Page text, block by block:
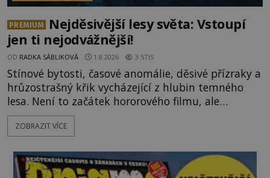
PREMIUM
Nejděsivější lesy světa: Vstoupí
jen ti nejodvážnější!
OD RADKA SÁBLIKOVÁ 1.8.2026 3.5TIS
Stínové bytosti, časové anomálie, děsivé přízraky a
hrůzostrašný křik vycházející z hlubin temného
lesa. Není to začátek hororového filmu, ale
události, které popisují návštěvníci lesů, které jsou
označovány jako nejděsivější na světě. Lidé bydlící
vyhýbají! Už jste o těchto lesích slyšeli? A odvážili
byste se je navštívit? [gallery ids="17
ZOBRAZIT VÍCE